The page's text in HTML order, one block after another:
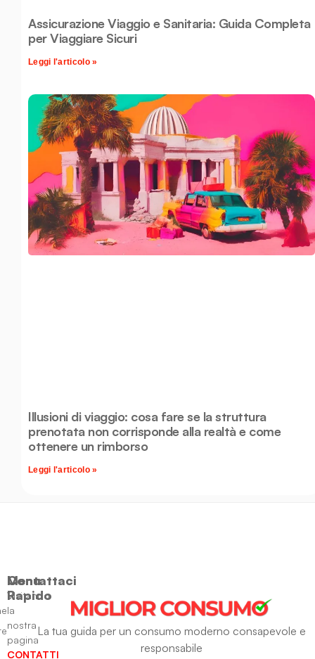
Assicurazione Viaggio e Sanitaria: Guida Completa
per Viaggiare Sicuri
Leggi l'articolo »
Illusioni di viaggio: cosa fare se la struttura
prenotata non corrisponde alla realtà e come
ottenere un rimborso
Leggi l'articolo »
La tua guida per un consumo moderno consapevole e
responsabile
Menu
Rapido
Contattaci
Visitando
la
nostra
pagina
CONTATTI